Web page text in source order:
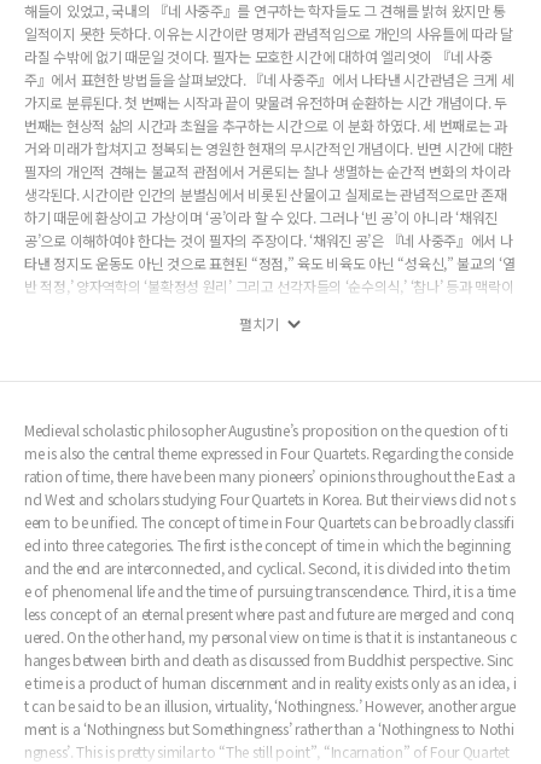
해들이 있었고, 국내의 『네 사중주』를 연구하는 학자들도 그 견해를 밝혀 왔지만 통
일적이지 못한 듯하다. 이유는 시간이란 명제가 관념적임으로 개인의 사유틀에 따라 달
라질 수밖에 없기 때문일 것이다. 필자는 모호한 시간에 대하여 엘리엇이 『네 사중
주』에서 표현한 방법들을 살펴보았다. 『네 사중주』에서 나타낸 시간관념은 크게 세
가지로 분류된다. 첫 번째는 시작과 끝이 맞물려 유전하며 순환하는 시간 개념이다. 두
번째는 현상적 삶의 시간과 초월을 추구하는 시간으로 이 분화 하였다. 세 번째로는 과
거와 미래가 합쳐지고 정복되는 영원한 현재의 무시간적인 개념이다. 반면 시간에 대한
필자의 개인적 견해는 불교적 관점에서 거론되는 찰나 생멸하는 순간적 변화의 차이라
생각된다. 시간이란 인간의 분별심에서 비롯된 산물이고 실제로는 관념적으로만 존재
하기 때문에 환상이고 가상이며 ‘공’이라 할 수 있다. 그러나 ‘빈 공’이 아니라 ‘채워진
공’으로 이해하여야 한다는 것이 필자의 주장이다. ‘채워진 공’은 『네 사중주』에서 나
타낸 정지도 운동도 아닌 것으로 표현된 “정점,” 육도 비육도 아닌 “성육신,” 불교의 ‘열
반 적정,’ 양자역학의 ‘불확정성 원리’ 그리고 선각자들의 ‘순수의식,’ ‘참나’ 등과 맥락이
펼치기
Medieval scholastic philosopher Augustine’s proposition on the question of ti
me is also the central theme expressed in Four Quartets. Regarding the conside
ration of time, there have been many pioneers’ opinions throughout the East a
nd West and scholars studying Four Quartets in Korea. But their views did not s
eem to be unified. The concept of time in Four Quartets can be broadly classifi
ed into three categories. The first is the concept of time in which the beginning
and the end are interconnected, and cyclical. Second, it is divided into the tim
e of phenomenal life and the time of pursuing transcendence. Third, it is a time
less concept of an eternal present where past and future are merged and conq
uered. On the other hand, my personal view on time is that it is instantaneous c
hanges between birth and death as discussed from Buddhist perspective. Sinc
e time is a product of human discernment and in reality exists only as an idea, i
t can be said to be an illusion, virtuality, ‘Nothingness.’ However, another argue
ment is a ‘Nothingness but Somethingness’ rather than a ‘Nothingness to Nothi
ngness’. This is pretty similar to “The still point”, “Incarnation” of Four Quartet